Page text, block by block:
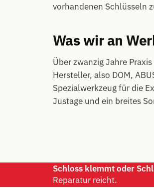
vorhandenen Schlüsseln
Was wir an
Über zwanzig Jahre
Hersteller, also DOM,
Spezialwerkzeug für die
Justage und ein breites
Schloss klemmt oder
Reparatur reicht.